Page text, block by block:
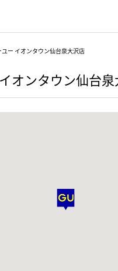
ユー イオンタウン仙台泉大沢店
オンタウン仙台